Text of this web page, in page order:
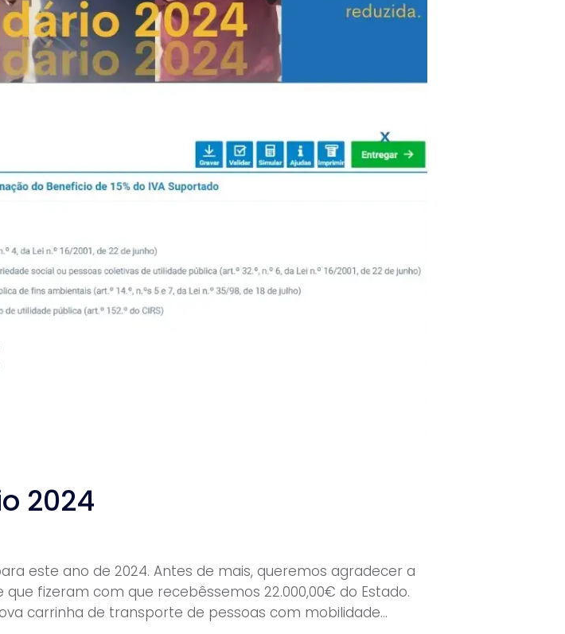
2024
este ano de 2024. Antes de mais, queremos agradecer a
fizeram com que recebêssemos 22.000,00€ do Estado.
carrinha de transporte de pessoas com mobilidade…